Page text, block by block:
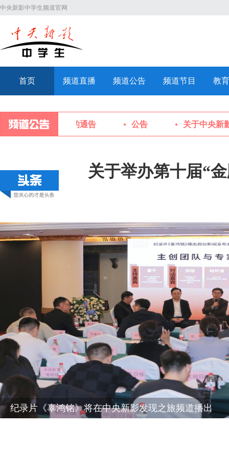
中央新影中学生频道官网
首页 频道直播 频道公告 频道节目 教
道对外宣传规范的通告 公告 关于中央新影
关于举办第十届“
中央新影中学生频道首届（中国）教育创新发展高峰